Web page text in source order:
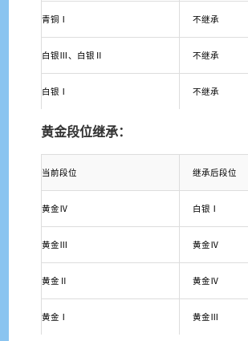
青铜Ⅰ 不继承
白银Ⅲ、白银Ⅱ 不继承
白银Ⅰ 不继承
黄金段位继承：
当前段位 继承后段位
黄金Ⅳ 白银Ⅰ
黄金Ⅲ 黄金Ⅳ
黄金Ⅱ 黄金Ⅳ
黄金Ⅰ 黄金Ⅲ